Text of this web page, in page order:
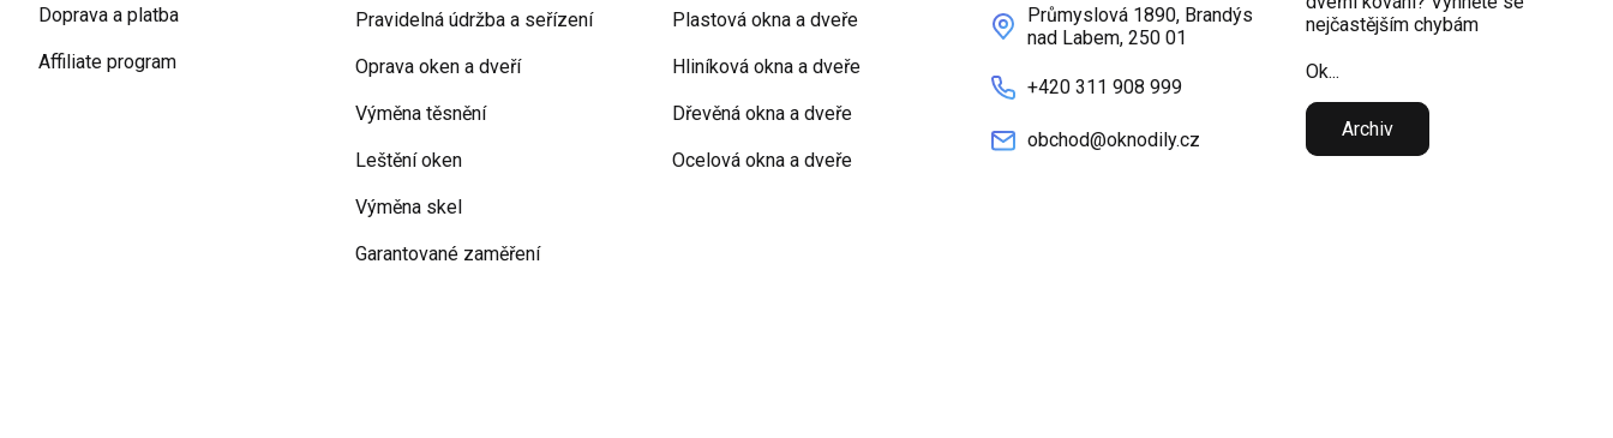
Doprava a platba
Affiliate program
Pravidelná údržba a seřízení
Oprava oken a dveří
Výměna těsnění
Leštění oken
Výměna skel
Garantované zaměření
Plastová okna a dveře
Hliníková okna a dveře
Dřevěná okna a dveře
Ocelová okna a dveře
Průmyslová 1890, Brandýs
nad Labem, 250 01
+420 311 908 999
obchod@oknodily.cz
nejčastějším chybám
Ok...
Archiv